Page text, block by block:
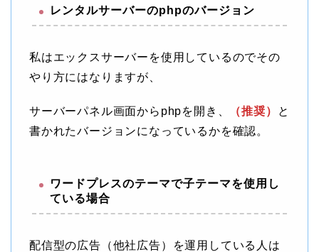
レンタルサーバーのphpのバージョン
私はエックスサーバーを使用しているのでその
やり方にはなりますが、
サーバーパネル画面からphpを開き、 （推奨）
と
書かれたバージョンになっているかを確認。
ワードプレスのテーマで子テーマを使用し
ている場合
配信型の広告（他社広告）を運用している人は